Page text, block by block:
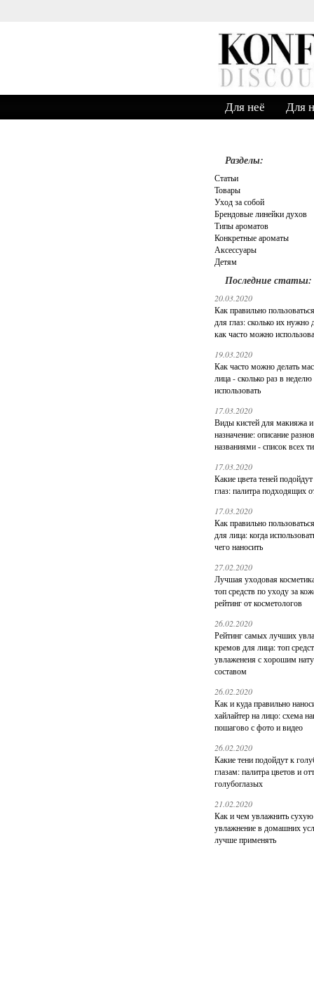
Для неё Для
Разделы:
Статьи
Товары
Уход за собой
Брендовые линейки духов
Типы ароматов
Конкретные ароматы
Аксессуары
Детям
Последние статьи:
20.03.2020
Как правильно
для глаз: сколько их нужно
как часто можно
19.03.2020
Как часто можно делать
лица - сколько раз в
использовать
17.03.2020
Виды кистей для макияжа
назначение: описание
названиями - список всех
17.03.2020
Какие цвета теней
глаз: палитра подходящих
17.03.2020
Как правильно
для лица: когда
чего наносить
27.02.2020
Лучшая уходовая
топ средств по уходу за
рейтинг от косметологов
26.02.2020
Рейтинг самых лучших
кремов для лица: топ
увлаженеия с хорошим
составом
26.02.2020
Как и куда правильно
хайлайтер на лицо: схема
пошагово с фото и видео
26.02.2020
Какие тени подойдут к
глазам: палитра цветов и
голубоглазых
21.02.2020
Как и чем увлажнить
увлажнение в домашних
лучше применять